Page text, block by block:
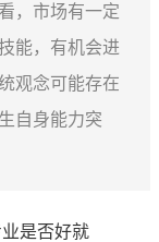
，市场有一定
能，有机会进
观念可能存在
自身能力突
是否好就